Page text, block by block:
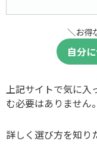
＼お得
自分
上記サイトで気に入
む必要はありません。
詳しく選び方を知り